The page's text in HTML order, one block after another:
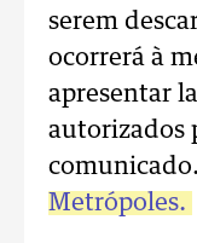
serem
ocorrerá à
apresentar
autorizados
Metrópoles.